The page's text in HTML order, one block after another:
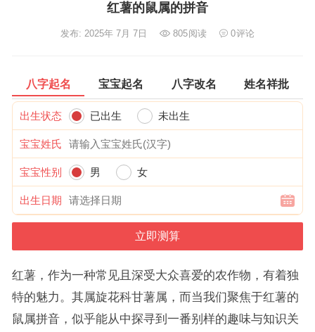
红薯的鼠属的拼音
发布: 2025年 7月 7日 805阅读 0评论
八字起名 宝宝起名 八字改名 姓名祥批
出生状态 已出生 未出生
宝宝姓氏
宝宝性别 男 女
出生日期
红薯，作为一种常见且深受大众喜爱的农作物，有着独
特的魅力。其属旋花科甘薯属，而当我们聚焦于红薯的
鼠属拼音，似乎能从中探寻到一番别样的趣味与知识关